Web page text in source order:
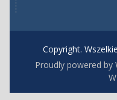
Copyright.
Proudly powered by